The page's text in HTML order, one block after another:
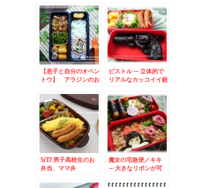
【息子と自分のオベン
トウ】 アラジンのお
ピストル – 立体的で
リアルなカッコイイ銃
5/17 男子高校生のお
弁当、ママ弁
魔女の宅急便／キキ
– 大きなリボンが可